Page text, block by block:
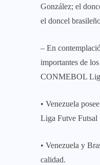
González; el
el doncel
– En
importantes de
CONMEBOL
• Venezuela
Liga Futve Futsal
• Venezuela y
calidad.